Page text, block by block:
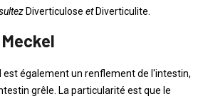
Diverticulose et Diverticulite.
est également un renflement de l'intestin,
grêle. La particularité est que le